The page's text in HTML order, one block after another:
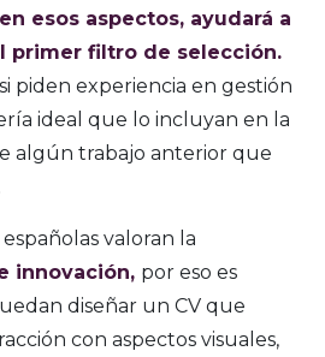
esos aspectos, ayudará a
primer filtro de selección.
piden experiencia en gestión
ideal que lo incluyan en la
algún trabajo anterior que
españolas valoran la
innovación, por eso es
diseñar un CV que
con aspectos visuales,